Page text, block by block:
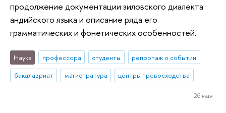
продолжение документации зиловского диалекта
андийского языка и описание ряда его
грамматических и фонетических особенностей.
Наука профессора студенты
репортаж о событии
бакалавриат
магистратура центры превосходства
26 мая